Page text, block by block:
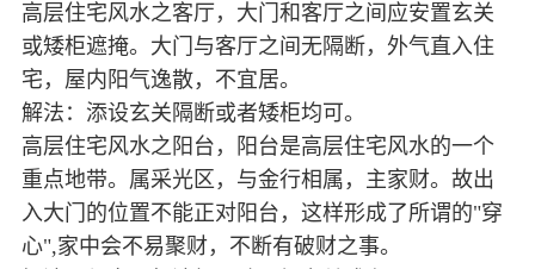
高层住宅风水之客厅，大门和客厅之间应安置玄关
或矮柜遮掩。大门与客厅之间无隔断，外气直入住
宅，屋内阳气逸散，不宜居。
解法：添设玄关隔断或者矮柜均可。
高层住宅风水之阳台，阳台是高层住宅风水的一个
重点地带。属采光区，与金行相属，主家财。故出
入大门的位置不能正对阳台，这样形成了所谓的"穿
心",家中会不易聚财，不断有破财之事。